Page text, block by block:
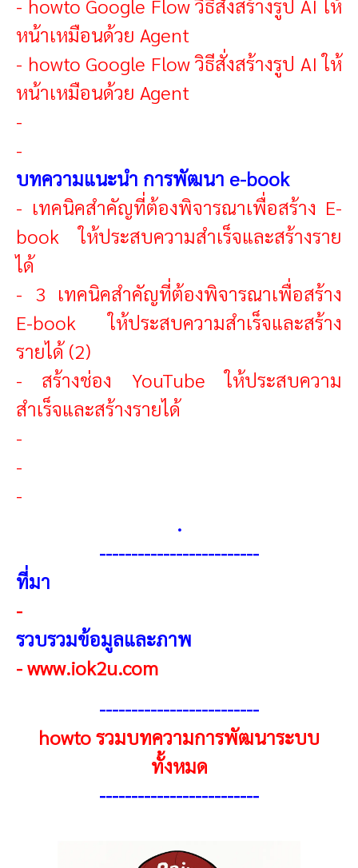
- howto Google Flow วิธีสั่งสร้างรูป AI ให้
หน้าเหมือนด้วย Agent
- howto Google Flow วิธีสั่งสร้างรูป AI ให้
หน้าเหมือนด้วย Agent
-
-
บทความแนะนำ การพัฒนา e-book
- เทคนิคสำคัญที่ต้องพิจารณาเพื่อสร้าง E-
book ให้ประสบความสำเร็จและสร้างราย
ได้
- 3 เทคนิคสำคัญที่ต้องพิจารณาเพื่อสร้าง
E-book ให้ประสบความสำเร็จและสร้าง
รายได้ (2)
- สร้างช่อง YouTube ให้ประสบความ
สำเร็จและสร้างรายได้
-
-
-
.
-------------------------
ที่มา
-
รวบรวมข้อมูลและภาพ
-www.iok2u.com
-------------------------
howto รวมบทความการพัฒนาระบบ
ทั้งหมด
-------------------------